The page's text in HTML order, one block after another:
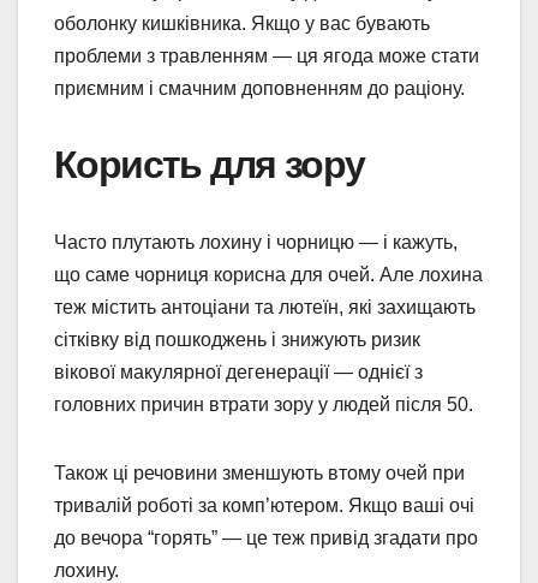
оболонку кишківника. Якщо у вас бувають
проблеми з травленням — ця ягода може стати
приємним і смачним доповненням до раціону.
Користь для зору
Часто плутають лохину і чорницю — і кажуть,
що саме чорниця корисна для очей. Але лохина
теж містить антоціани та лютеїн, які захищають
сітківку від пошкоджень і знижують ризик
вікової макулярної дегенерації — однієї з
головних причин втрати зору у людей після 50.
Також ці речовини зменшують втому очей при
тривалій роботі за комп’ютером. Якщо ваші очі
до вечора “горять” — це теж привід згадати про
лохину.